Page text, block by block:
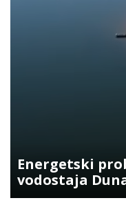
Energetski
vodostaja